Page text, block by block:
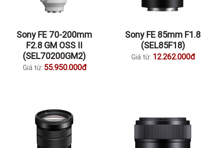
Sony FE 70-200mm
F2.8 GM OSS II
(SEL70200GM2)
Giá từ: 55.950.000đ
Sony FE 85mm F1.8
(SEL85F18)
Giá từ: 12.262.000đ